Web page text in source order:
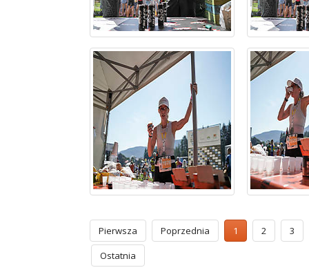
Pierwsza Poprzednia 1 2
3
Ostatnia